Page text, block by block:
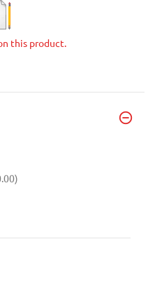
this product.